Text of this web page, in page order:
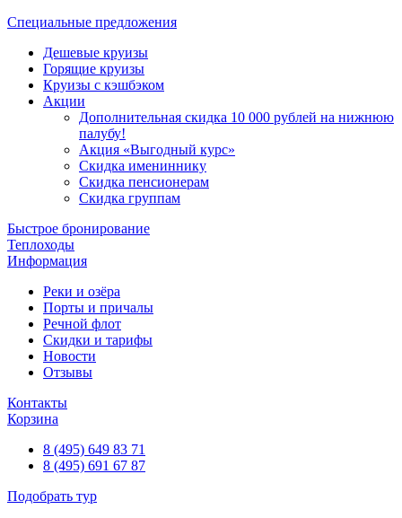
Специальные предложения
Дешевые круизы
Горящие круизы
Круизы с кэшбэком
Акции
Дополнительная скидка 10 000 рублей на нижнюю
палубу!
Акция «Выгодный курс»
Скидка имениннику
Скидка пенсионерам
Скидка группам
Быстрое бронирование
Теплоходы
Информация
Реки и озёра
Порты и причалы
Речной флот
Скидки и тарифы
Новости
Отзывы
Контакты
Корзина
8 (495) 649 83 71
8 (495) 691 67 87
Подобрать тур